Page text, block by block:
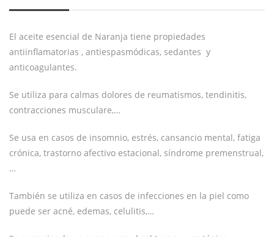
El aceite esencial de Naranja tiene propiedades
antiinflamatorias , antiespasmódicas, sedantes y
anticoagulantes.
Se utiliza para calmas dolores de reumatismos, tendinitis,
contracciones musculare,…
Se usa en casos de insomnio, estrés, cansancio mental, fatiga
crónica, trastorno afectivo estacional, síndrome premenstrual,
…
También se utiliza en casos de infecciones en la piel como
puede ser acné, edemas, celulitis,…